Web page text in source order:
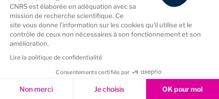
Les laboratoires de l'INSU
La plupart des laboratoires de l’INSU sont
CNRS est élaborée en adéquation avec sa
mission de recherche scientifique. Ce
site vous donne l’information sur les cookies qu’il utilise et le
contrôle de ceux non nécessaires à son fonctionnement et son
amélioration.
Lire la politique de confidentialité
Consentements certifiés par
Non merci Je choisis OK pour moi